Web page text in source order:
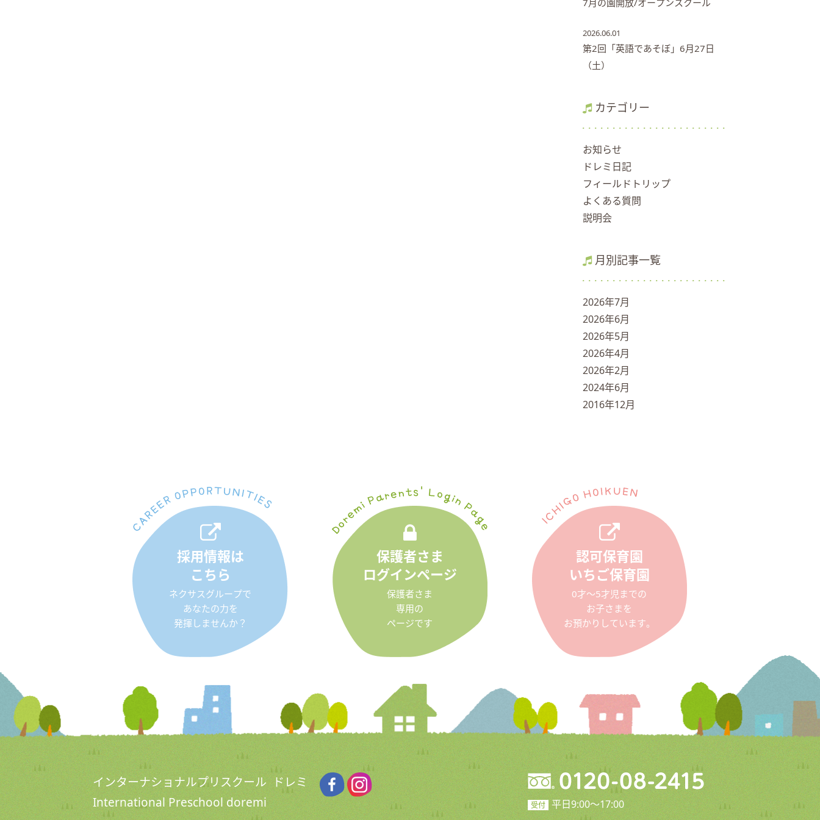
7月の園開放/オープンスクール
2026.06.01
第2回「英語であそぼ」6月27日
（土）
カテゴリー
お知らせ
ドレミ日記
フィールドトリップ
よくある質問
説明会
月別記事一覧
2026年7月
2026年6月
2026年5月
2026年4月
2026年2月
2024年6月
2016年12月
採用情報は
こちら
ネクサスグループで
あなたの力を
発揮しませんか？
保護者さま
ログインページ
保護者さま
専用の
ページです
認可保育園
いちご保育園
0才〜5才児までの
お子さまを
お預かりしています。
インターナショナルプリスクール ドレミ
International Preschool doremi
受付 平日9:00〜17:00